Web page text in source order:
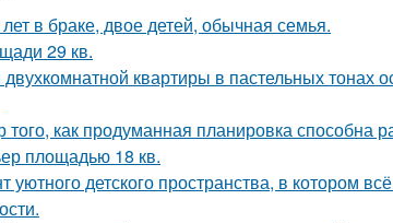
в браке, двое детей, обычная семья.
29 кв.
квартиры в пастельных тонах
как продуманная планировка способна
площадью 18 кв.
уютного детского пространства, в котором